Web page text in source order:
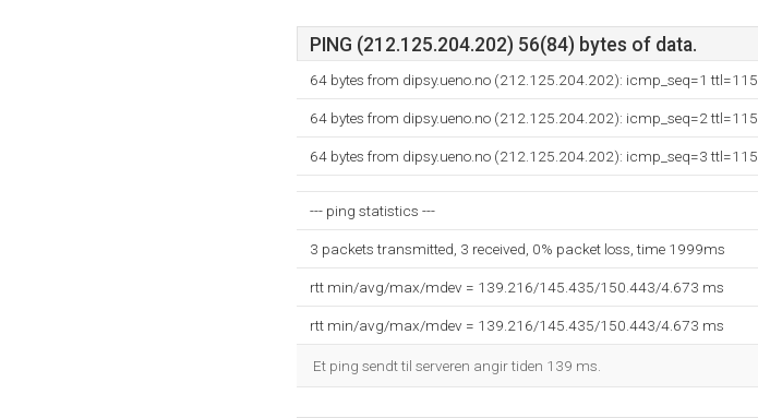
PING (212.125.204.202) 56(84) bytes of data.
64 bytes from dipsy.ueno.no (212.125.204.202): icmp_seq=1 ttl=115
64 bytes from dipsy.ueno.no (212.125.204.202): icmp_seq=2 ttl=115
64 bytes from dipsy.ueno.no (212.125.204.202): icmp_seq=3 ttl=115
--- ping statistics ---
3 packets transmitted, 3 received, 0% packet loss, time 1999ms
rtt min/avg/max/mdev = 139.216/145.435/150.443/4.673 ms
rtt min/avg/max/mdev = 139.216/145.435/150.443/4.673 ms
Et ping sendt til serveren angir tiden 139 ms.